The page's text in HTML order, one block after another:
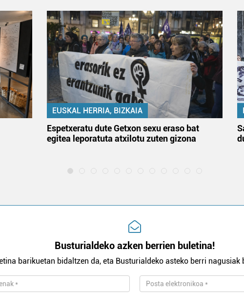
EUSKAL HERRIA, BIZKAIA
Espetxeratu dute Getxon sexu eraso bat
egitea leporatuta atxilotu zuten gizona
Busturialdeko azken berrien buletina!
barikuetan bidaltzen da, eta Busturialdeko asteko berri nagusiak